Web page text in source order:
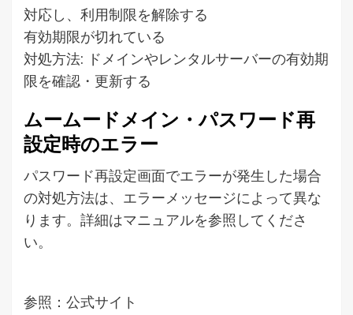
対応し、利用制限を解除する
有効期限が切れている
対処方法: ドメインやレンタルサーバーの有効期
限を確認・更新する
ムームードメイン・パスワード再
設定時のエラー
パスワード再設定画面でエラーが発生した場合
の対処方法は、エラーメッセージによって異な
ります。詳細はマニュアルを参照してくださ
い。
参照：公式サイト